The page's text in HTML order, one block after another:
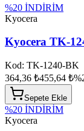
%20 İNDİRİM
Kyocera
Kyocera TK-
Kod: TK-1240-BK
364,36 ₺455,64 ₺%
Sepete Ekle
%20 İNDİRİM
Kyocera